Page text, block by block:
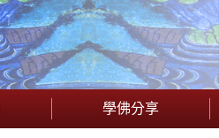
學佛分享